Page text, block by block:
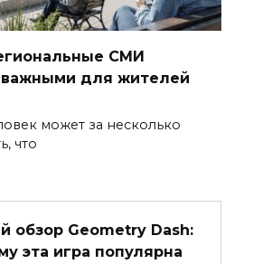
СМИ
важными для жителей
может за несколько
что
обзор Geometry Dash:
эта игра популярна